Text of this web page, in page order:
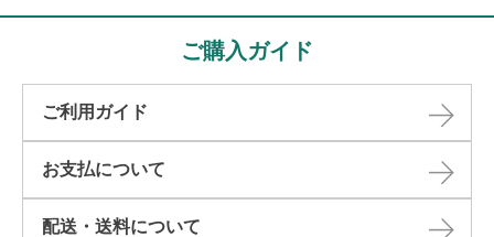
ご購入ガイド
ご利用ガイド
お支払について
配送・送料について